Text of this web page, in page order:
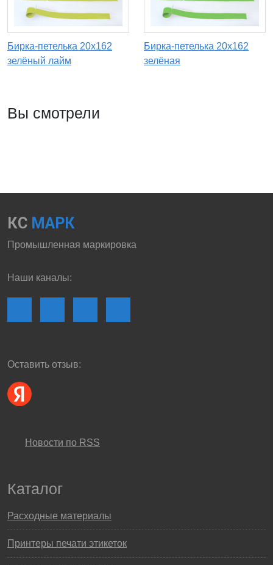
Бирка-петелька 20х162
зелёный лайм
Бирка-петелька 20х162
зелёная
Вы смотрели
КС МАРК
Промышленная маркировка
Наши каналы:
Оставить отзыв:
Новости по RSS
Каталог
Расходные материалы
Принтеры печати этикеток